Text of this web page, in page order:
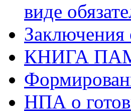
виде
Заключения
КНИГА
НПА о